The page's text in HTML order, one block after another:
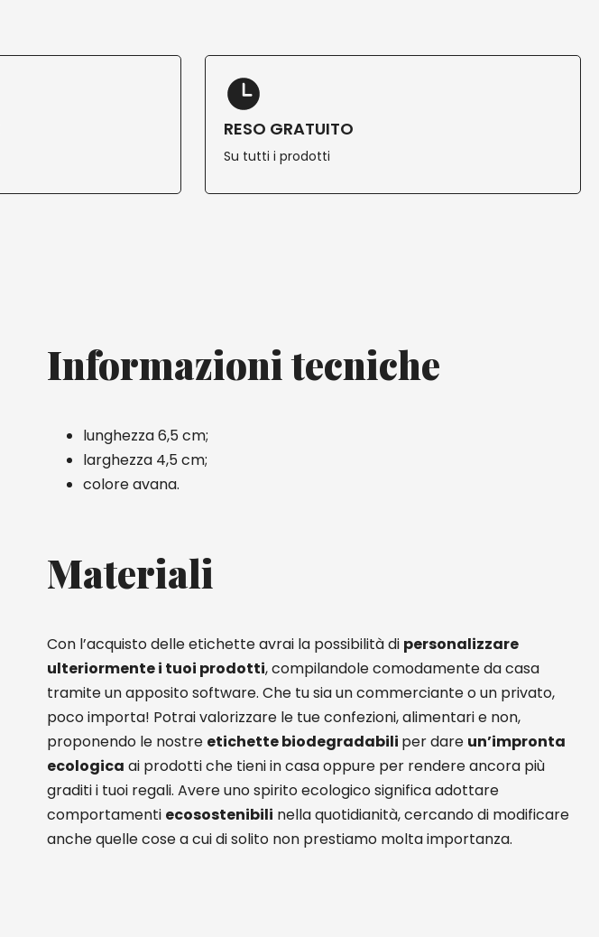
RESO GRATUITO
Su tutti i prodotti
Informazioni tecniche
lunghezza 6,5 cm;
larghezza 4,5 cm;
colore avana.
Materiali
Con l’acquisto delle etichette avrai la possibilità di personalizzare
ulteriormente i tuoi prodotti, compilandole comodamente da casa
tramite un apposito software. Che tu sia un commerciante o un privato,
poco importa! Potrai valorizzare le tue confezioni, alimentari e non,
proponendo le nostre etichette biodegradabili per dare un’impronta
ecologica ai prodotti che tieni in casa oppure per rendere ancora più
graditi i tuoi regali. Avere uno spirito ecologico significa adottare
comportamenti ecosostenibili nella quotidianità, cercando di modificare
anche quelle cose a cui di solito non prestiamo molta importanza.